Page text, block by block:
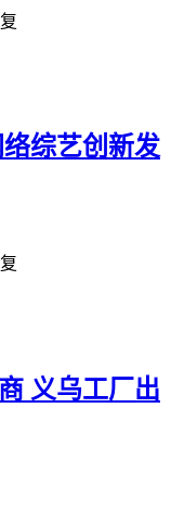
综艺创新发
义乌工厂出